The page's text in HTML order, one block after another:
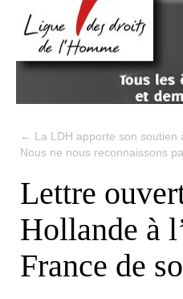
← La LDH apporte son soutien
Nous ne nous reconnaissons
Lettre
Hollande à
France de